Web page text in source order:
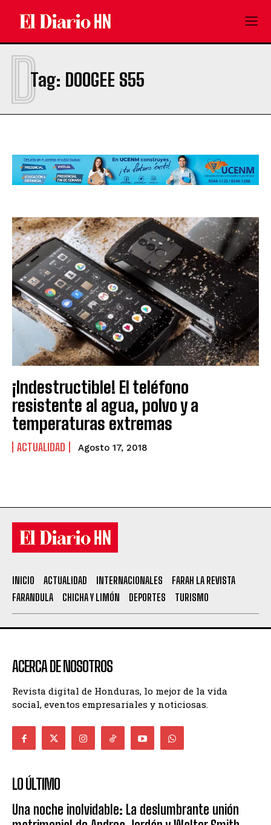
Tag: DOOGEE S55
D
¡Indestructible! El teléfono
resistente al agua, polvo y a
temperaturas extremas
ACTUALIDAD Agosto 17, 2018
INICIO ACTUALIDAD INTERNACIONALES
FARAH LA REVISTA
FARANDULA
CHICHA Y LIMÓN DEPORTES TURISMO
ACERCA DE NOSOTROS
Revista digital de Honduras, lo mejor de la vida
social, eventos empresariales y noticiosas.
LO ÚLTIMO
Una noche inolvidable: La deslumbrante unión